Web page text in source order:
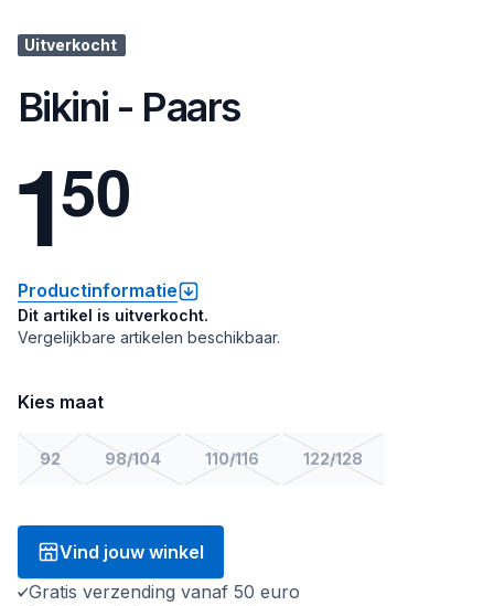
Uitverkocht
Bikini - Paars
150
Productinformatie
Dit artikel is uitverkocht.
Vergelijkbare artikelen beschikbaar.
Kies maat
92 98/104 110/116 122/128
Vind jouw winkel
Gratis verzending vanaf 50 euro